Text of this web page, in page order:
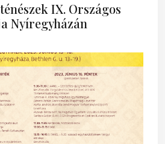
IX. Országos
Nyíregyházán